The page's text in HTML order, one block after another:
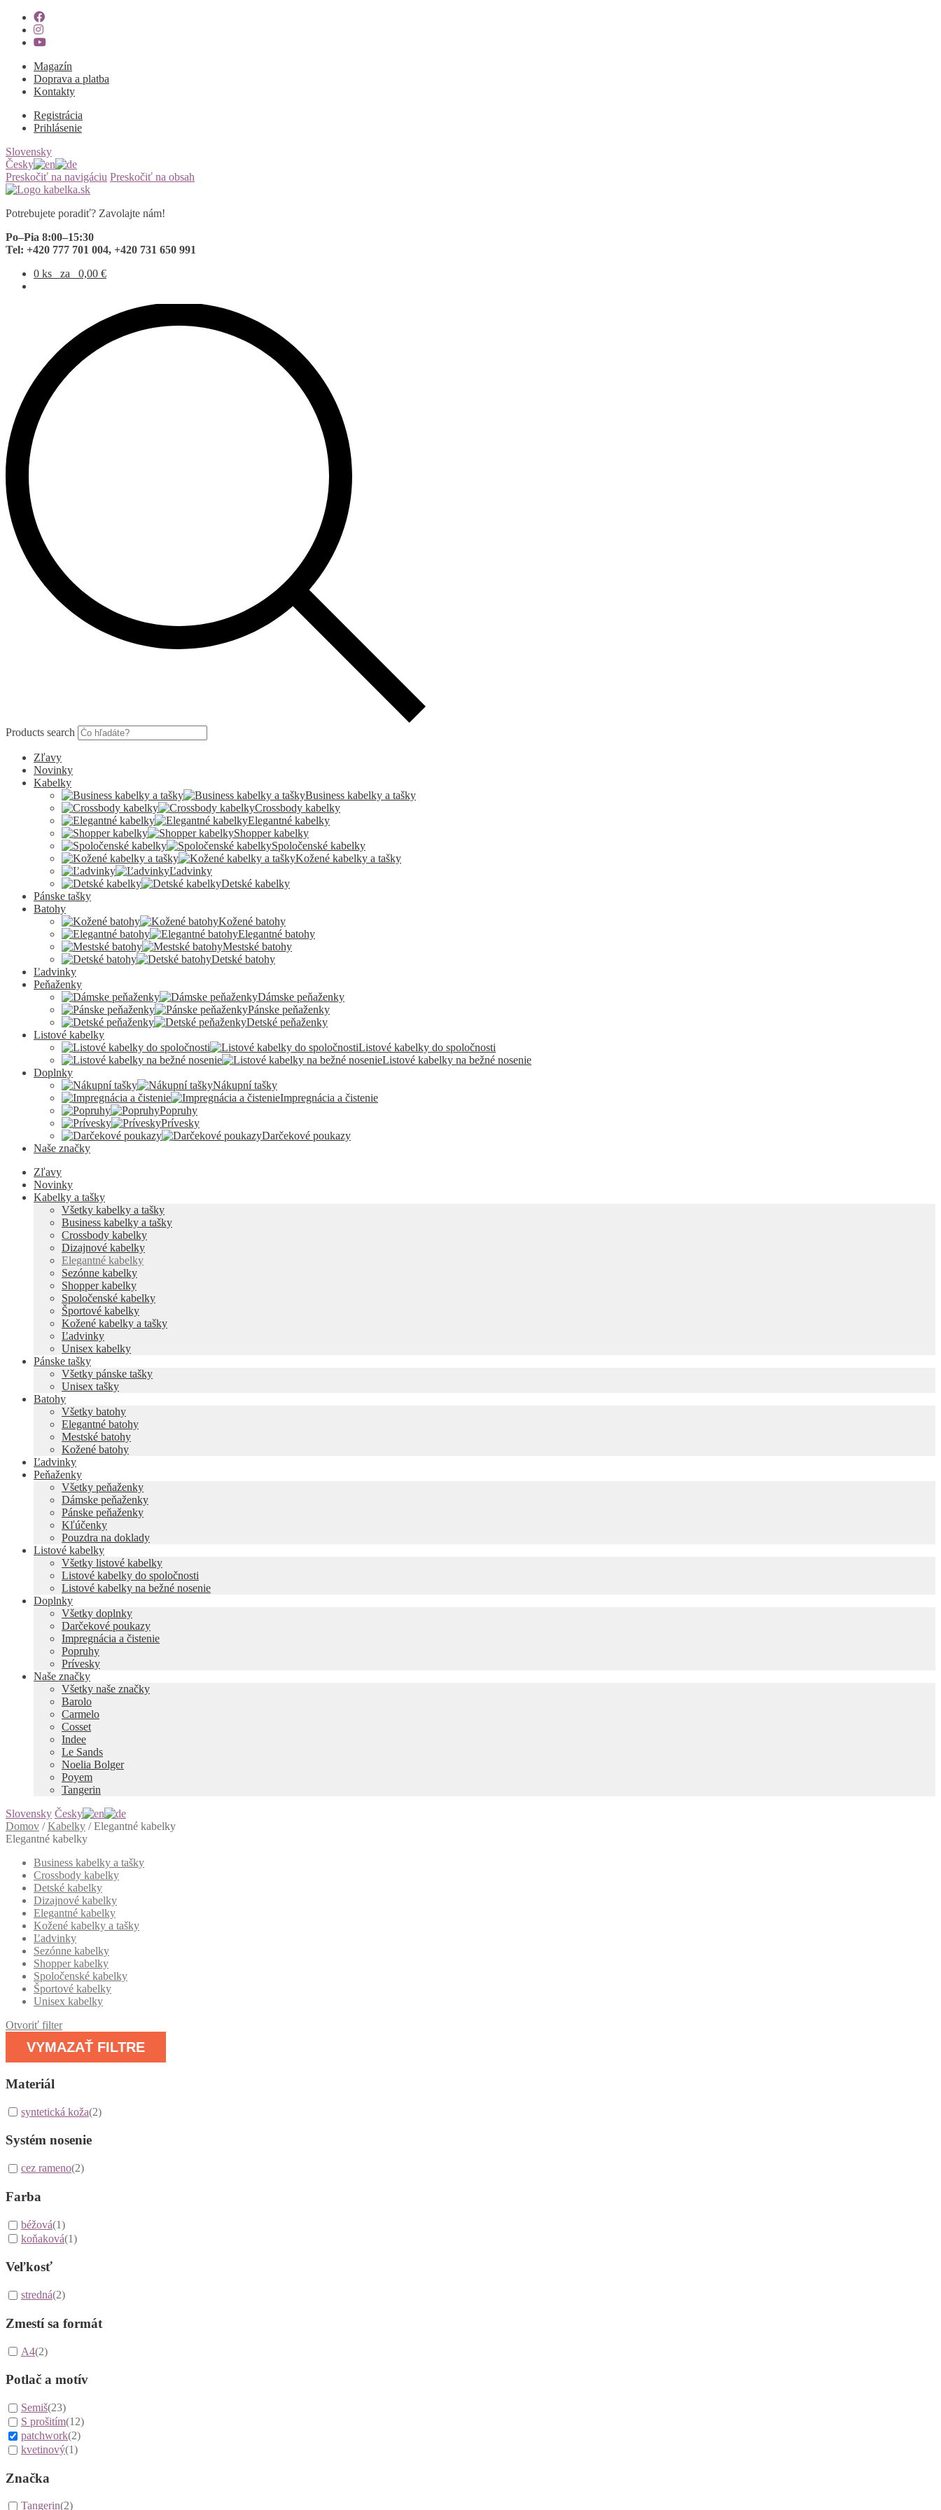
Magazín
Doprava a platba
Kontakty
Registrácia
Prihlásenie
Slovensky
Česky
Preskočiť na navigáciu Preskočiť na obsah
Potrebujete poradiť? Zavolajte nám!
Po–Pia 8:00–15:30
Tel: +420 777 701 004, +420 731 650 991
0 ks
za 0,00 €
Products search
Zľavy
Novinky
Kabelky
Business kabelky a tašky
Crossbody kabelky
Elegantné kabelky
Shopper kabelky
Spoločenské kabelky
Kožené kabelky a tašky
Ľadvinky
Detské kabelky
Pánske tašky
Batohy
Kožené batohy
Elegantné batohy
Mestské batohy
Detské batohy
Ľadvinky
Peňaženky
Dámske peňaženky
Pánske peňaženky
Detské peňaženky
Listové kabelky
Listové kabelky do spoločnosti
Listové kabelky na bežné nosenie
Doplnky
Nákupní tašky
Impregnácia a čistenie
Popruhy
Prívesky
Darčekové poukazy
Naše značky
Zľavy
Novinky
Kabelky a tašky
Všetky kabelky a tašky
Business kabelky a tašky
Crossbody kabelky
Dizajnové kabelky
Elegantné kabelky
Sezónne kabelky
Shopper kabelky
Spoločenské kabelky
Športové kabelky
Kožené kabelky a tašky
Ľadvinky
Unisex kabelky
Pánske tašky
Všetky pánske tašky
Unisex tašky
Batohy
Všetky batohy
Elegantné batohy
Mestské batohy
Kožené batohy
Ľadvinky
Peňaženky
Všetky peňaženky
Dámske peňaženky
Pánske peňaženky
Kľúčenky
Pouzdra na doklady
Listové kabelky
Všetky listové kabelky
Listové kabelky do spoločnosti
Listové kabelky na bežné nosenie
Doplnky
Všetky doplnky
Darčekové poukazy
Impregnácia a čistenie
Popruhy
Prívesky
Naše značky
Všetky naše značky
Barolo
Carmelo
Cosset
Indee
Le Sands
Noelia Bolger
Poyem
Tangerin
Slovensky Česky
Domov /Kabelky /Elegantné kabelky
Elegantné kabelky
Business kabelky a tašky
Crossbody kabelky
Detské kabelky
Dizajnové kabelky
Elegantné kabelky
Kožené kabelky a tašky
Ľadvinky
Sezónne kabelky
Shopper kabelky
Spoločenské kabelky
Športové kabelky
Unisex kabelky
Otvoriť filter
VYMAZAŤ FILTRE
Materiál
syntetická koža(2)
Systém nosenie
cez rameno(2)
Farba
béžová(1)
koňaková(1)
Veľkosť
stredná(2)
Zmestí sa formát
A4(2)
Potlač a motív
Semiš(23)
S prošitím(12)
patchwork(2)
kvetinový(1)
Značka
Tangerin(2)